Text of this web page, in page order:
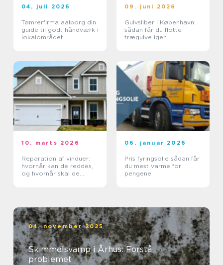
04. juli 2026
Tømrerfirma aalborg din
guide til godt håndværk i
lokalområdet
09. juni 2026
Gulvsliber i København:
sådan får du flotte
trægulve igen
10. marts 2026
Reparation af vinduer:
hvornår kan de reddes,
og hvornår skal de
06. januar 2026
Pris fyringsolie sådan får
du mest varme for
pengene
04. november 2025
Skimmelsvamp i Århus: Forstå
problemet